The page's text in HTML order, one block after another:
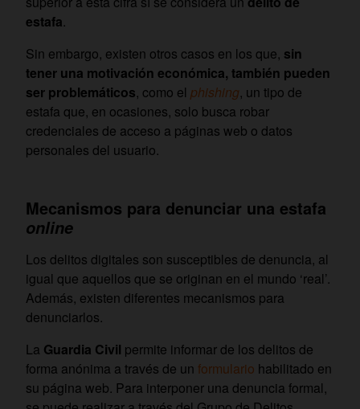
estafa.
Sin embargo, existen otros casos en los que, sin
tener una motivación económica, también pueden
ser problemáticos, como el phishing, un tipo de
estafa que, en ocasiones, solo busca robar
credenciales de acceso a páginas web o datos
personales del usuario.
Mecanismos para denunciar una estafa
online
Los delitos digitales son susceptibles de denuncia, al
igual que aquellos que se originan en el mundo ‘real’.
Además, existen diferentes mecanismos para
denunciarlos.
La Guardia Civil permite informar de los delitos de
forma anónima a través de un formulario habilitado en
su página web. Para interponer una denuncia formal,